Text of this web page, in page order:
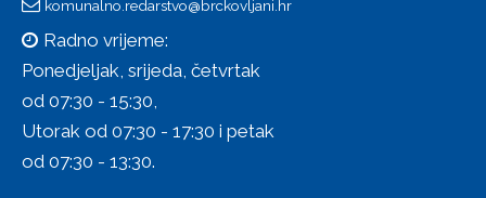
komunalno.redarstvo@brckovljani.hr
Radno vrijeme:
Ponedjeljak, srijeda, četvrtak
od 07:30 - 15:30,
Utorak od 07:30 - 17:30 i petak
od 07:30 - 13:30.